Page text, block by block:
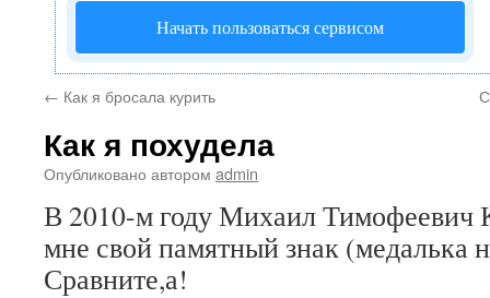
Начать пользоваться сервисом
← Как я бросала курить
Как я похудела
Опубликовано автором admin
В 2010-м году Михаил Тимофеевич
мне свой памятный знак (медалька
Сравните,а!